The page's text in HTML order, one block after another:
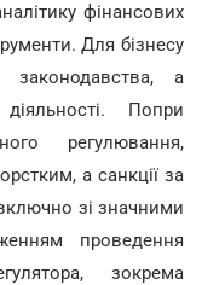
фінансових
Для бізнесу
а
Попри
регулювання,
а санкції за
зі значними
проведення
зокрема